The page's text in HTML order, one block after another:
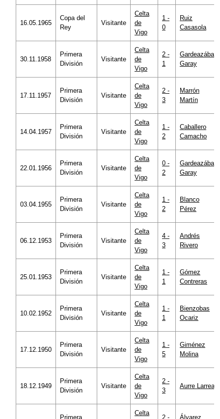
16.05.1965
Copa del
Rey
Visitante
Celta
de
Vigo
1 -
0
Ruiz
Casasola
30.11.1958
Primera
División
Visitante
Celta
de
Vigo
2 -
1
Gardeazábal
Garay
17.11.1957
Primera
División
Visitante
Celta
de
Vigo
2 -
3
Marrón
Martín
14.04.1957
Primera
División
Visitante
Celta
de
Vigo
1 -
2
Caballero
Camacho
22.01.1956
Primera
División
Visitante
Celta
de
Vigo
0 -
2
Gardeazábal
Garay
03.04.1955
Primera
División
Visitante
Celta
de
Vigo
1 -
2
Blanco
Pérez
06.12.1953
Primera
División
Visitante
Celta
de
Vigo
4 -
3
Andrés
Rivero
25.01.1953
Primera
División
Visitante
Celta
de
Vigo
1 -
1
Gómez
Contreras
10.02.1952
Primera
División
Visitante
Celta
de
Vigo
1 -
1
Bienzobas
Ocariz
17.12.1950
Primera
División
Visitante
Celta
de
Vigo
1 -
5
Giménez
Molina
18.12.1949
Primera
División
Visitante
Celta
de
Vigo
2 -
3
Aurre Larrea
Primera
Celta
2 -
Álvarez